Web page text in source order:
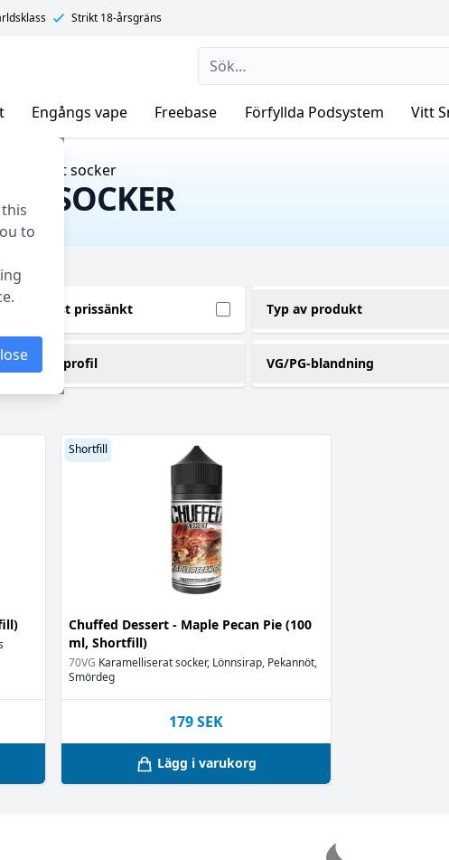
to
Strikt 18-årsgräns
Engångs vape Freebase Förfyllda Podsystem Vitt
socker
SOCKER
Endast prissänkt Typ av produkt
Smakprofil
Pekannöt
VG/PG-blandning
Chuffed Dessert - Maple Pecan Pie (100
ml, Shortfill)
70VG Karamelliserat socker, Lönnsirap, Pekannöt,
Smördeg
Shortfill
179SEK
Lägg i varukorg